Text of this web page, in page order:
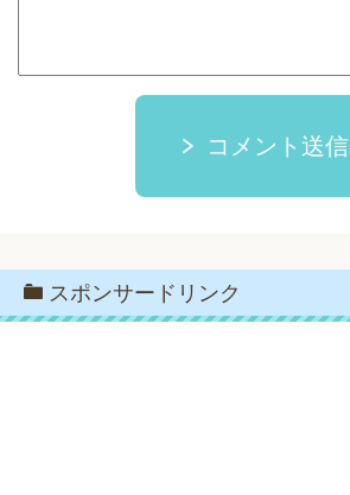
コメント送信
スポンサードリンク